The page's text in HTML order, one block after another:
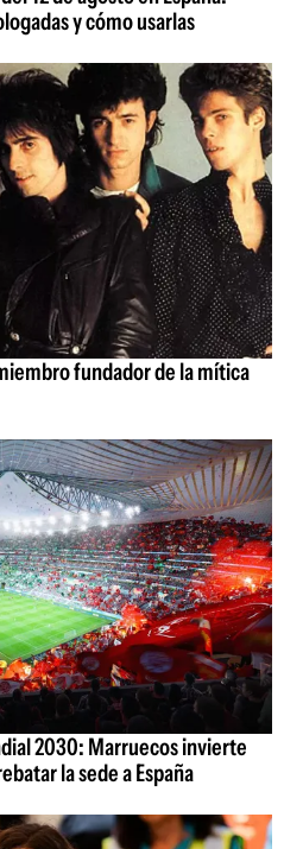
y cómo usarlas
fundador de la mítica
2030: Marruecos invierte
la sede a España